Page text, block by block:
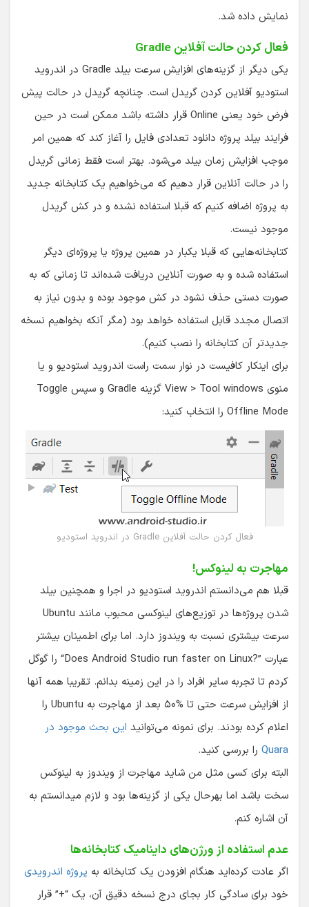
نمایش داده شد.
فعال کردن حالت آفلاین Gradle
یکی دیگر از گزینه‌های افزایش سرعت بیلد Gradle در اندروید
استودیو آفلاین کردن گریدل است. چنانچه گریدل در حالت پیش
فرض خود یعنی Online قرار داشته باشد ممکن است در حین
فرایند بیلد پروژه دانلود تعدادی فایل را آغاز کند که همین امر
موجب افزایش زمان بیلد می‌شود. بهتر است فقط زمانی گریدل
را در حالت آنلاین قرار دهیم که می‌خواهیم یک کتابخانه جدید
به پروژه اضافه کنیم که قبلا استفاده نشده و در کش گریدل
موجود نیست.
کتابخانه‌هایی که قبلا یکبار در همین پروژه یا پروژه‌ای دیگر
استفاده شده و به صورت آنلاین دریافت شده‌اند تا زمانی که به
صورت دستی حذف نشود در کش موجود بوده و بدون نیاز به
اتصال مجدد قابل استفاده خواهد بود (مگر آنکه بخواهیم نسخه
جدیدتر آن کتابخانه را نصب کنیم).
برای اینکار کافیست در نوار سمت راست اندروید استودیو و یا
منوی View > Tool windows گزینه Gradle و سپس Toggle
Offline Mode را انتخاب کنید:
فعال کردن حالت آفلاین Gradle در اندروید استودیو
مهاجرت به لینوکس!
قبلا هم می‌دانستم اندروید استودیو در اجرا و همچنین بیلد
شدن پروژه‌ها در توزیع‌های لینوکسی محبوب مانند Ubuntu
سرعت بیشتری نسبت به ویندوز دارد. اما برای اطمینان بیشتر
عبارت “Does Android Studio run faster on Linux?” را گوگل
کردم تا تجربه سایر افراد را در این زمینه بدانم. تقریبا همه آنها
از افزایش سرعت حتی تا %۵۰ بعد از مهاجرت به Ubuntu را
اعلام کرده بودند. برای نمونه می‌توانید این بحث موجود در
Quara را بررسی کنید.
البته برای کسی مثل من شاید مهاجرت از ویندوز به لینوکس
سخت باشد اما بهرحال یکی از گزینه‌ها بود و لازم میدانستم به
آن اشاره کنم.
عدم استفاده از ورژن‌های داینامیک کتابخانه‌ها
اگر عادت کرده‌اید هنگام افزودن یک کتابخانه به پروژه اندرویدی
خود برای سادگی کار بجای درج نسخه دقیق آن، یک “+” قرار